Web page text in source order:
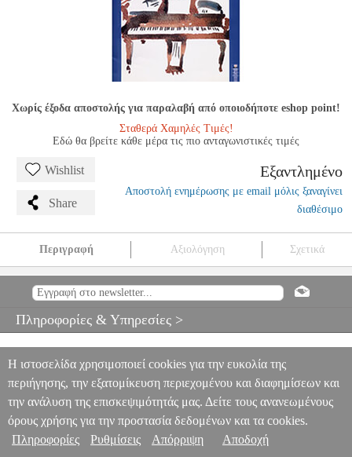
Χωρίς έξοδα αποστολής για παραλαβή από οποιοδήποτε eshop point!
Σταθερά Χαμηλές Τιμές!
Εδώ θα βρείτε κάθε μέρα τις πιο ανταγωνιστικές τιμές
Wishlist
Share
Εξαντλημένο
Αποστολή ενημέρωσης με email μόλις ξαναγίνει
διαθέσιμο
Περιγραφή Αξιολόγηση Σχετικά
MSC.605493 MSC.605493 GUILDHALL SCHOOL OF MUSIC
ΠΛΗΚΤΡΩΝ GRADED REPERTOIRE BOOK THREE -
Πληροφορίες & Υπηρεσίες >
Η ιστοσελίδα χρησιμοποιεί cookies για την ευκολία της
περιήγησης, την εξατομίκευση περιεχομένου και διαφημίσεων και
την ανάλυση της επισκεψιμότητάς μας. Δείτε τους ανανεωμένους
όρους χρήσης για την προστασία δεδομένων και τα cookies.
Πληροφορίες
Ρυθμίσεις Απόρριψη Αποδοχή